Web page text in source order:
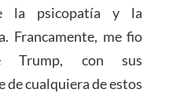
la psicopatía y la
Francamente, me fio
Trump, con sus
de cualquiera de estos